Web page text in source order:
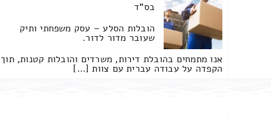
בס"ד
הובלות הסלע – עסק משפחתי ותיק
שעובר מדור לדור.
אנו מתמחים בהובלת דירות, משרדים והובלות קטנות, תוך
הקפדה על עבודה עברית עם צוות […]